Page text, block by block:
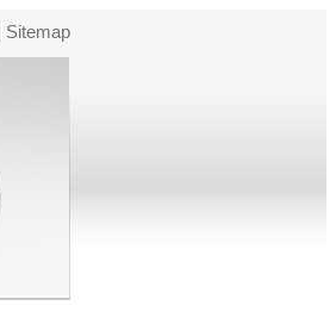
Sitemap